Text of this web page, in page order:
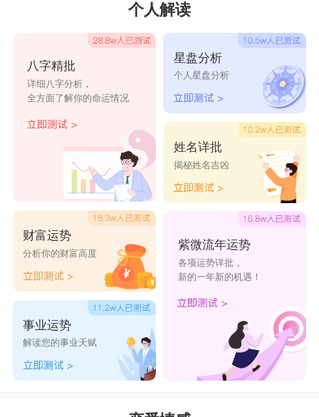
得多，时不时的给他们称赞以及掌声都能更好地和
平相处。要提醒两位的是：要注意生活上的开支，
你们都爱高品质的生活，都喜欢享受，但是千万别
做打肿脸充胖子的事。天秤女把自己的风情万种收
敛点，招来的蜜蜂太多会激起狮子男的醋意爆发，
狮子女和天秤男
当狮子女与天秤男在一起，可以确信狮子女将
是一个天生的爱指手划脚的人，而天秤男将是一个
要与他争论的人。狮子女创造出热量，天秤男贡献
个人解读
八字精批
详细八字分析，
全方面了解你的命运情况
财富运势
分析你的财富高度
事业运势
解读您的事业天赋
星盘分析
个人星盘分析
姓名详批
揭秘姓名吉凶
紫微流年运势
各项运势详批，
新的一年新的机遇！